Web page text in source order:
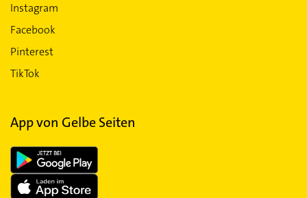
Instagram
Facebook
Pinterest
TikTok
App von Gelbe Seiten